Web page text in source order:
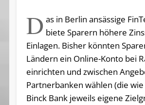
D as in Berlin ansässige
biete Sparern höhere
Einlagen. Bisher könnten
Ländern ein Online-Konto bei
einrichten und zwischen
Partnerbanken wählen (die
Binck Bank jeweils eigene